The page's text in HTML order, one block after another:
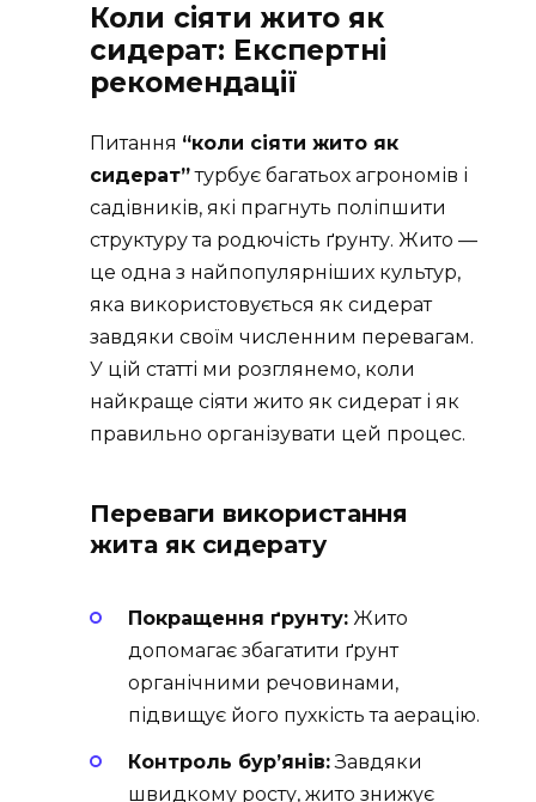
Коли сіяти жито як
сидерат: Експертні
рекомендації
Питання “коли сіяти жито як
сидерат”турбує багатьох агрономів і
садівників, які прагнуть поліпшити
структуру та родючість ґрунту. Жито —
це одна з найпопулярніших культур,
яка використовується як сидерат
завдяки своїм численним перевагам.
У цій статті ми розглянемо, коли
найкраще сіяти жито як сидерат і як
правильно організувати цей процес.
Переваги використання
жита як сидерату
Покращення ґрунту: Жито
допомагає збагатити ґрунт
органічними речовинами,
підвищує його пухкість та аерацію.
Контроль бур’янів:Завдяки
швидкому росту, жито знижує